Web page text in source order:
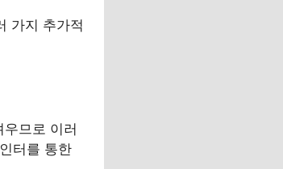
가지 추가적
므로 이러
터를 통한